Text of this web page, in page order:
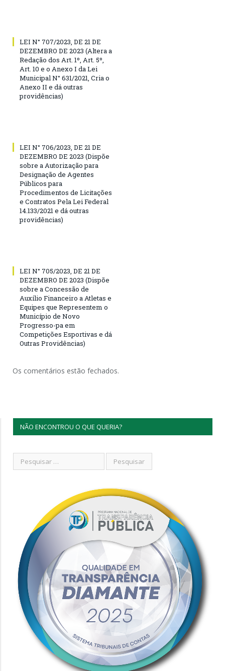
LEI N° 707/2023, DE 21 DE
DEZEMBRO DE 2023 (Altera a
Redação dos Art. 1º, Art. 5º,
Art. 10 e o Anexo I da Lei
Municipal N° 631/2021, Cria o
Anexo II e dá outras
providências)
LEI N° 706/2023, DE 21 DE
DEZEMBRO DE 2023 (Dispõe
sobre a Autorização para
Designação de Agentes
Públicos para
Procedimentos de Licitações
e Contratos Pela Lei Federal
14.133/2021 e dá outras
providências)
LEI N° 705/2023, DE 21 DE
DEZEMBRO DE 2023 (Dispõe
sobre a Concessão de
Auxílio Financeiro a Atletas e
Equipes que Representem o
Município de Novo
Progresso-pa em
Competições Esportivas e dá
Outras Providências)
Os comentários estão fechados.
NÃO ENCONTROU O QUE QUERIA?